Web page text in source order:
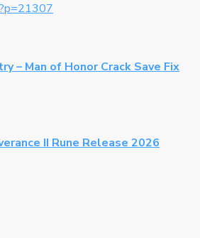
– Man of Honor Crack Save Fix
II Rune Release 2026